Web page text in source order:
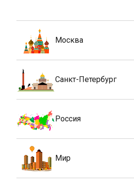
Москва
Санкт-Петербург
Россия
Мир